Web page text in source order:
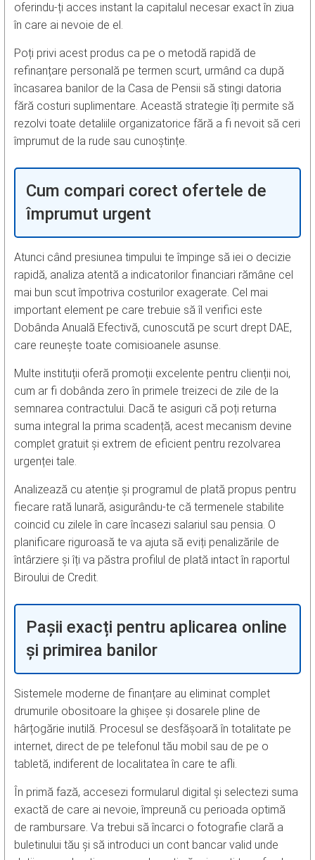
oferindu-ți acces instant la capitalul necesar exact în ziua
în care ai nevoie de el.
Poți privi acest produs ca pe o metodă rapidă de
refinanțare personală pe termen scurt, urmând ca după
încasarea banilor de la Casa de Pensii să stingi datoria
fără costuri suplimentare. Această strategie îți permite să
rezolvi toate detaliile organizatorice fără a fi nevoit să ceri
împrumut de la rude sau cunoștințe.
Cum compari corect ofertele de
împrumut urgent
Atunci când presiunea timpului te împinge să iei o decizie
rapidă, analiza atentă a indicatorilor financiari rămâne cel
mai bun scut împotriva costurilor exagerate. Cel mai
important element pe care trebuie să îl verifici este
Dobânda Anuală Efectivă, cunoscută pe scurt drept DAE,
care reunește toate comisioanele asunse.
Multe instituții oferă promoții excelente pentru clienții noi,
cum ar fi dobânda zero în primele treizeci de zile de la
semnarea contractului. Dacă te asiguri că poți returna
suma integral la prima scadență, acest mecanism devine
complet gratuit și extrem de eficient pentru rezolvarea
urgenței tale.
Analizează cu atenție și programul de plată propus pentru
fiecare rată lunară, asigurându-te că termenele stabilite
coincid cu zilele în care încasezi salariul sau pensia. O
planificare riguroasă te va ajuta să eviți penalizările de
întârziere și îți va păstra profilul de plată intact în raportul
Biroului de Credit.
Pașii exacți pentru aplicarea online
și primirea banilor
Sistemele moderne de finanțare au eliminat complet
drumurile obositoare la ghișee și dosarele pline de
hârțogărie inutilă. Procesul se desfășoară în totalitate pe
internet, direct de pe telefonul tău mobil sau de pe o
tabletă, indiferent de localitatea în care te afli.
În primă fază, accesezi formularul digital și selectezi suma
exactă de care ai nevoie, împreună cu perioada optimă
de rambursare. Va trebui să încarci o fotografie clară a
buletinului tău și să introduci un cont bancar valid unde